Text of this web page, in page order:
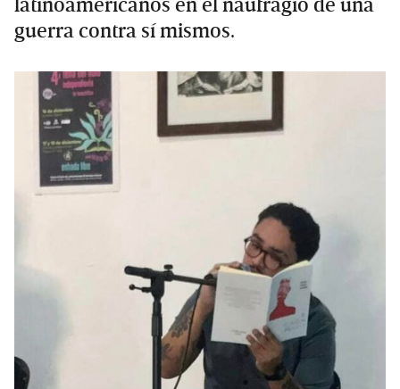
latinoamericanos en el naufragio de una
guerra contra sí mismos.